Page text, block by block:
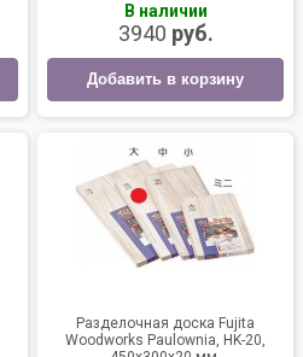
В наличии
3940 руб.
Добавить в корзину
Разделочная доска Fujita
Woodworks Paulownia, HK-20,